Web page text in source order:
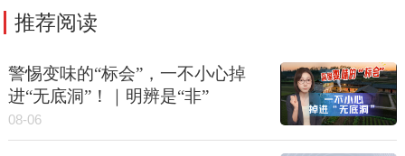
推荐阅读
警惕变味的“标会”，一不小心掉
进“无底洞”！｜明辨是“非”
08-06